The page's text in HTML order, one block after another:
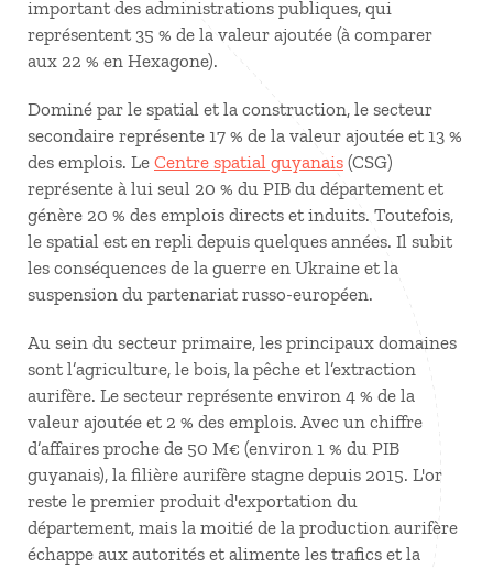
important des administrations publiques, qui
représentent 35 % de la valeur ajoutée (à comparer
aux 22 % en Hexagone).
Dominé par le spatial et la construction, le secteur
secondaire représente 17 % de la valeur ajoutée et 13 %
des emplois. Le Centre spatial guyanais (CSG)
représente à lui seul 20 % du PIB du département et
génère 20 % des emplois directs et induits. Toutefois,
le spatial est en repli depuis quelques années. Il subit
les conséquences de la guerre en Ukraine et la
suspension du partenariat russo-européen.
Au sein du secteur primaire, les principaux domaines
sont l’agriculture, le bois, la pêche et l’extraction
aurifère. Le secteur représente environ 4 % de la
valeur ajoutée et 2 % des emplois. Avec un chiffre
d’affaires proche de 50 M€ (environ 1 % du PIB
guyanais), la filière aurifère stagne depuis 2015. L'or
reste le premier produit d'exportation du
département, mais la moitié de la production aurifère
échappe aux autorités et alimente les trafics et la